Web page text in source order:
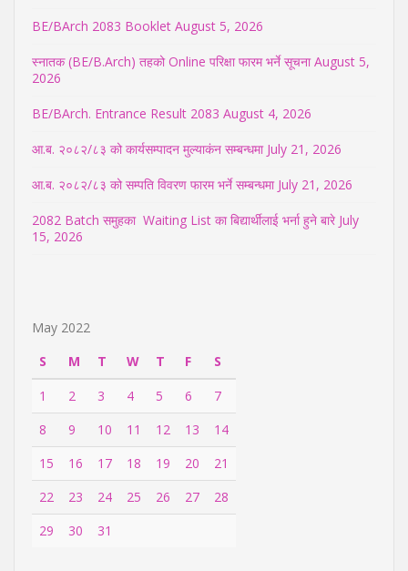
BE/BArch 2083 Booklet August 5, 2026
स्नातक (BE/B.Arch) तहको Online परिक्षा फारम भर्ने सूचना August 5,
2026
BE/BArch. Entrance Result 2083 August 4, 2026
आ.ब. २०८२/८३ को कार्यसम्पादन मुल्याकंन सम्बन्धमा July 21, 2026
आ.ब. २०८२/८३ को सम्पति विवरण फारम भर्ने सम्बन्धमा July 21, 2026
2082 Batch समुहका Waiting List का बिद्यार्थीलाई भर्ना हुने बारे July
15, 2026
May 2022
S
M T W T F
S
1
2 3 4 5 6
7
8
9 10 11 12 13
14
15
16 17 18 19 20
21
22
23 24 25 26 27
28
29
30 31